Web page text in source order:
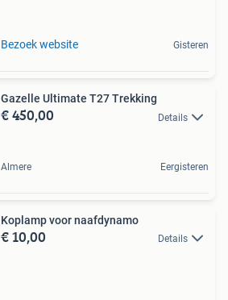
Bezoek website Gisteren
Gazelle Ultimate T27 Trekking
€ 450,00 Details
Almere Eergisteren
Koplamp voor naafdynamo
€ 10,00 Details